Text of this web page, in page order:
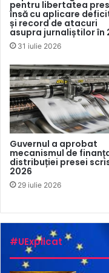
locul aflării lui
acțiuni investigative
cunoaște locul aflării
Cu referire la
pagina sa de
Comitetului de
penal cu privire la
contravine
video care dovedesc
distrusă. „Toată
evaluării acestei
Pe site-ul Comitetului
dosar penal și
Gordon pentru
pentru libertatea
însă cu aplicare
și record de atacuri
asupra jurnaliștilor în
31 iulie 2026
Guvernul a aprobat
mecanismul de
distribuției presei
2026
29 iulie 2026
#UExplicat